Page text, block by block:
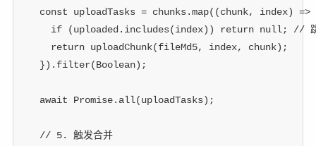
const uploadTasks = chunks.map( (chunk, index) =>
if
(uploaded . includes(index) ) return null;
//
return uploadChunk(fileMd5, index, chunk) ;
}) . filter(Boolean) ;
await Promise. all(uploadTasks) ;
// 5. 触发合并